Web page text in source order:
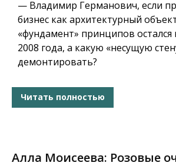
— Владимир Германович, если
бизнес как архитектурный
«фундамент» принципов
2008 года, а какую «несущую
демонтировать?
Читать полностью
Алла Моисеева: Розовые